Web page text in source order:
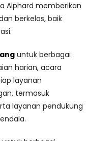
Alphard memberikan
berkelas, baik
untuk berbagai
harian, acara
layanan
termasuk
layanan pendukung